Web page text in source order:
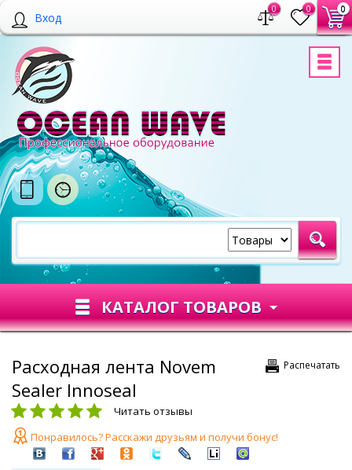
Вход
0 0 0
КАТАЛОГ ТОВАРОВ
Распечатать
Расходная лента Novem
Sealer Innoseal
Читать отзывы
Понравилось? Расскажи друзьям и получи бонус!